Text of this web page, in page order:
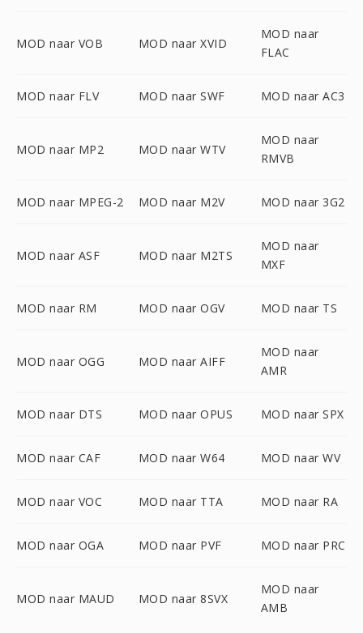
MOD naar VOB MOD naar XVID
MOD naar
FLAC
MOD naar FLV MOD naar SWF MOD naar AC3
MOD naar MP2 MOD naar WTV
MOD naar
RMVB
MOD naar MPEG-2 MOD naar M2V MOD naar 3G2
MOD naar ASF MOD naar M2TS
MOD naar
MXF
MOD naar RM MOD naar OGV MOD naar TS
MOD naar OGG MOD naar AIFF
MOD naar
AMR
MOD naar DTS MOD naar OPUS MOD naar SPX
MOD naar CAF MOD naar W64 MOD naar WV
MOD naar VOC MOD naar TTA MOD naar RA
MOD naar OGA MOD naar PVF MOD naar PRC
MOD naar MAUD MOD naar 8SVX
MOD naar
AMB